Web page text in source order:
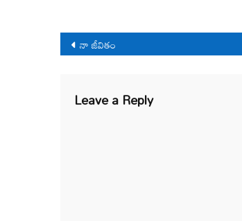
Post
navigation
నా జీవితం
Leave a Reply